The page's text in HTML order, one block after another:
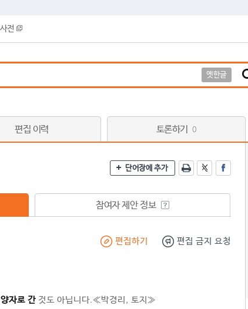
전
옛한글
편집 이력 토론하기 0
단어장에 추가
참여자 제안 정보
편집하기 편집 금지 요청
양자로 간 것도 아닙니다.≪박경리, 토지≫